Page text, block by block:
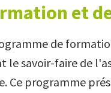
et
de
savoir-faire de
Ce programme